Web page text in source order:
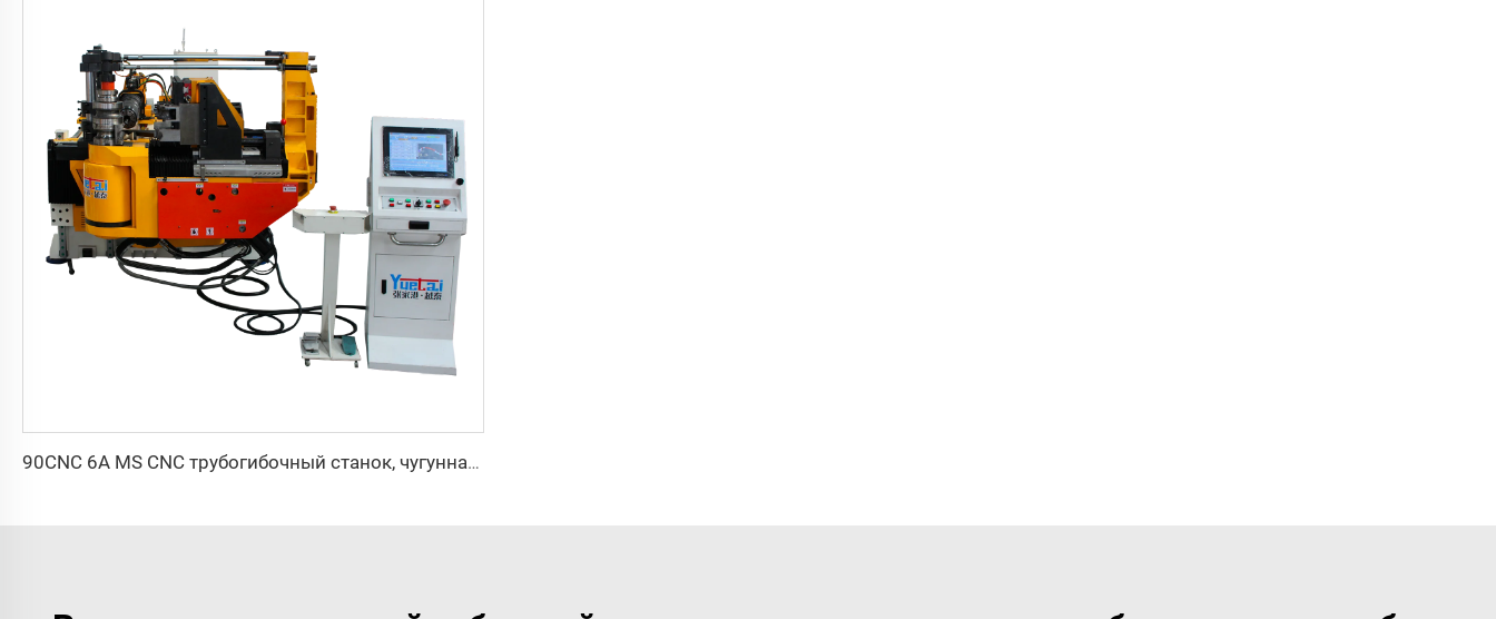
90CNC 6A MS CNC трубогибочный станок, чугунная квадратная трубогибочная машина с двигателем для алюминия и нержавеющей латунной трубы